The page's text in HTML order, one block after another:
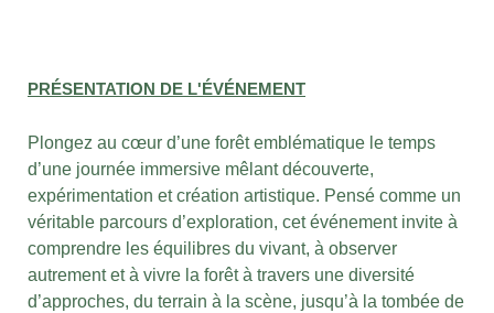
PRÉSENTATION DE L'ÉVÉNEMENT
Plongez au cœur d’une forêt emblématique le temps
d’une journée immersive mêlant découverte,
expérimentation et création artistique. Pensé comme un
véritable parcours d’exploration, cet événement invite à
comprendre les équilibres du vivant, à observer
autrement et à vivre la forêt à travers une diversité
d’approches, du terrain à la scène, jusqu’à la tombée de